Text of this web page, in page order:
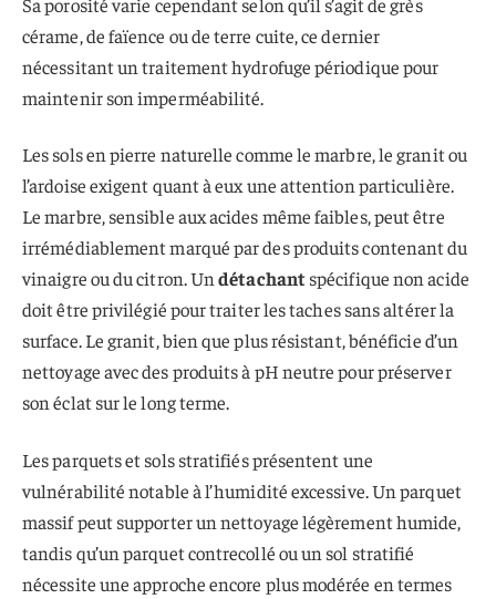
cérame, de faïence ou de terre cuite, ce dernier
nécessitant un traitement hydrofuge périodique pour
maintenir son imperméabilité.
Les sols en pierre naturelle comme le marbre, le granit ou
l’ardoise exigent quant à eux une attention particulière.
Le marbre, sensible aux acides même faibles, peut être
irrémédiablement marqué par des produits contenant du
vinaigre ou du citron. Undétachant spécifique non acide
doit être privilégié pour traiter les taches sans altérer la
surface. Le granit, bien que plus résistant, bénéficie d’un
nettoyage avec des produits à pH neutre pour préserver
son éclat sur le long terme.
Les parquets et sols stratifiés présentent une
vulnérabilité notable à l’humidité excessive. Un parquet
massif peut supporter un nettoyage légèrement humide,
tandis qu’un parquet contrecollé ou un sol stratifié
nécessite une approche encore plus modérée en termes